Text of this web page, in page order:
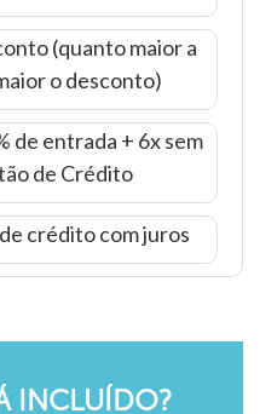
(quanto maior a
o desconto)
de entrada + 6x sem
de Crédito
crédito com juros
INCLUÍDO?